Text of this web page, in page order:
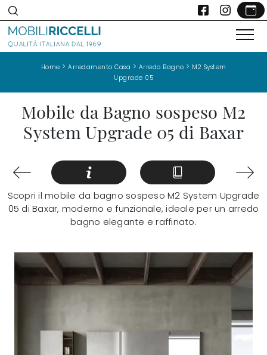
Home > Arredamento Casa > Arredo Bagno > M2 System
Upgrade 05
Mobile da Bagno sospeso M2
System Upgrade 05 di Baxar
Scopri il mobile da bagno sospeso M2 System Upgrade
05 di Baxar, moderno e funzionale, ideale per un arredo
bagno elegante e raffinato.